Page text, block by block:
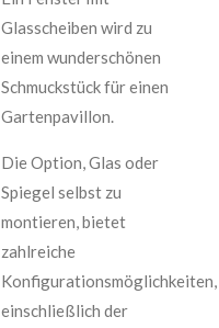
Glasscheiben wird zu
einem wunderschönen
Schmuckstück für einen
Gartenpavillon.
Die Option, Glas oder
Spiegel selbst zu
montieren, bietet
zahlreiche
Konfigurationsmöglichkeiten,
einschließlich der